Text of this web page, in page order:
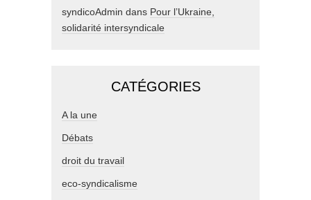
syndicoAdmin dans Pour l’Ukraine,
solidarité intersyndicale
CATÉGORIES
A la une
Débats
droit du travail
eco-syndicalisme